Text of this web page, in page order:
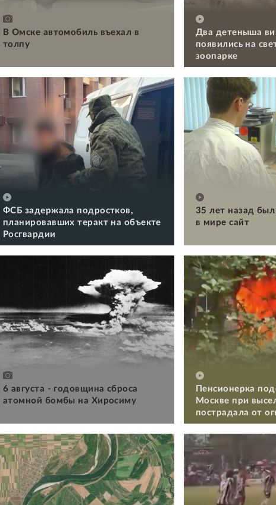
В Омске автомобиль въехал в
толпу
Два детеныша
появились на
зоопарке
ФСБ задержала подростков,
планировавших теракт на объекте
Росгвардии
35 лет назад
в мире сайт
6 августа - годовщина сброса
атомной бомбы на Хиросиму
Пенсионерка
Москве при
пострадала от